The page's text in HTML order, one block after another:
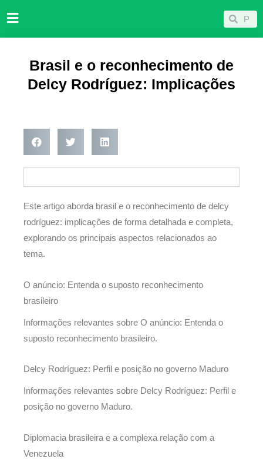
para
Pesquisar
Brasil e o reconhecimento de
Delcy Rodríguez: Implicações
Este artigo aborda brasil e o reconhecimento de delcy
rodríguez: implicações de forma detalhada e completa,
explorando os principais aspectos relacionados ao
tema.
O anúncio: Entenda o suposto reconhecimento
brasileiro
Informações relevantes sobre O anúncio: Entenda o
suposto reconhecimento brasileiro.
Delcy Rodríguez: Perfil e posição no governo Maduro
Informações relevantes sobre Delcy Rodríguez: Perfil e
posição no governo Maduro.
Diplomacia brasileira e a complexa relação com a
Venezuela